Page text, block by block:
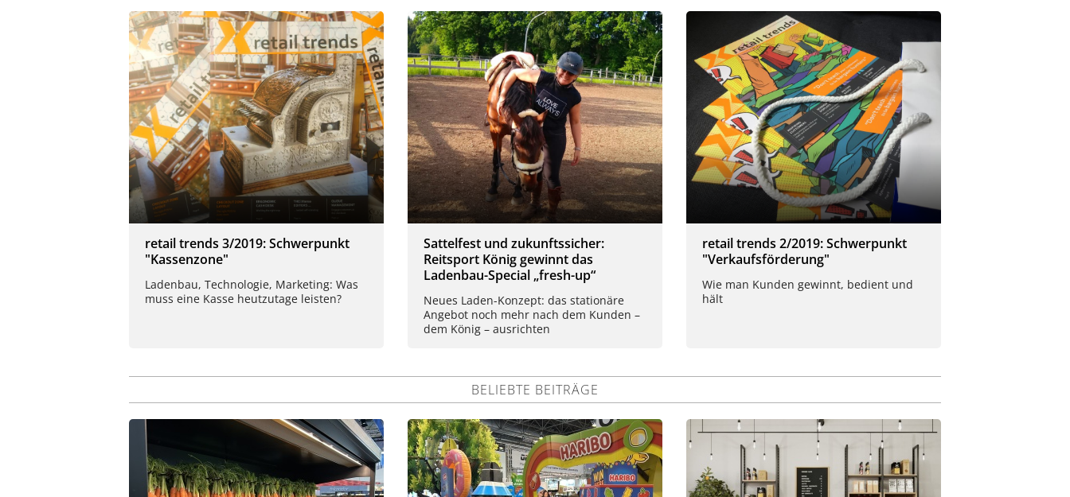
retail trends 3/2019: Schwerpunkt
"Kassenzone"
Ladenbau, Technologie, Marketing: Was
muss eine Kasse heutzutage leisten?
Sattelfest und zukunftssicher:
Reitsport König gewinnt das
Ladenbau-Special „fresh-up“
Neues Laden-Konzept: das stationäre
Angebot noch mehr nach dem Kunden –
dem König – ausrichten
retail trends 2/2019: Schwerpunkt
"Verkaufsförderung"
Wie man Kunden gewinnt, bedient und
hält
BELIEBTE BEITRÄGE